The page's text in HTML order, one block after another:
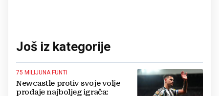
Još iz kategorije
75 MILIJUNA FUNTI
Newcastle protiv svoje volje
prodaje najboljeg igrača: